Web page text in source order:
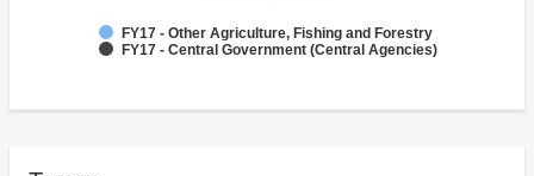
FY17 - Other Agriculture, Fishing and Forestry
FY17 - Central Government (Central Agencies)